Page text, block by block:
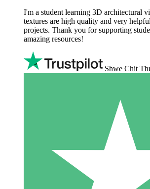
I'm a student learning 3D architectural
textures are high quality and very
projects. Thank you for supporting
amazing resources!
Shwe Chit